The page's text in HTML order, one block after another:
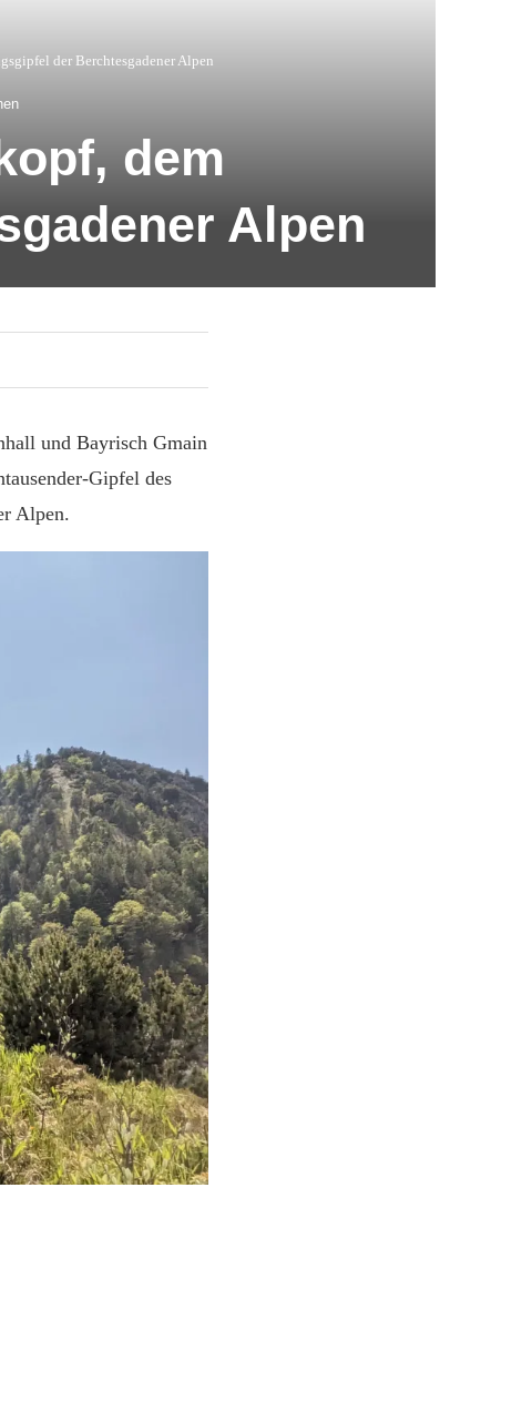
der Berchtesgadener Alpen
dem
Alpen
und Bayrisch Gmain
Gipfel des
Alpen.